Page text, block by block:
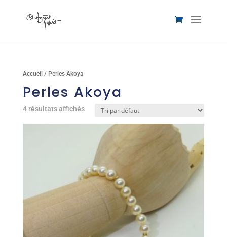
Accueil / Perles Akoya
Perles Akoya
4 résultats affichés